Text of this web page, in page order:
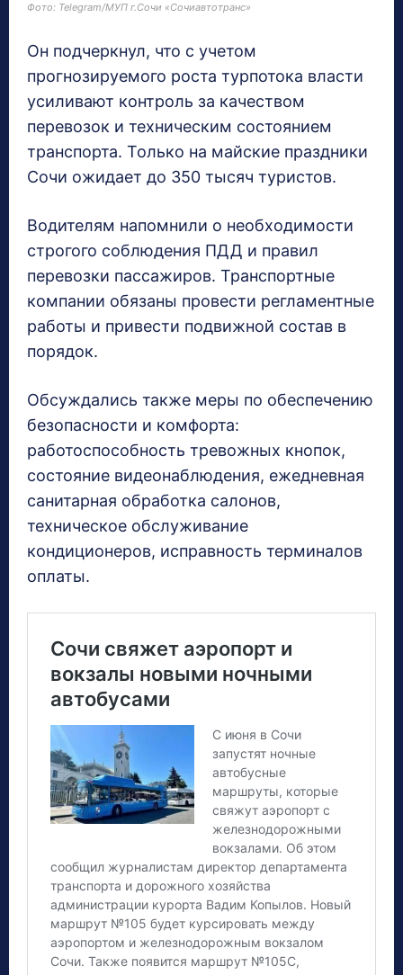
Фото: Telegram/МУП г.Сочи «Сочиавтотранс»
Он подчеркнул, что с учетом
прогнозируемого роста турпотока власти
усиливают контроль за качеством
перевозок и техническим состоянием
транспорта. Только на майские праздники
Сочи ожидает до 350 тысяч туристов.
Водителям напомнили о необходимости
строгого соблюдения ПДД и правил
перевозки пассажиров. Транспортные
компании обязаны провести регламентные
работы и привести подвижной состав в
порядок.
Обсуждались также меры по обеспечению
безопасности и комфорта:
работоспособность тревожных кнопок,
состояние видеонаблюдения, ежедневная
санитарная обработка салонов,
техническое обслуживание
кондиционеров, исправность терминалов
оплаты.